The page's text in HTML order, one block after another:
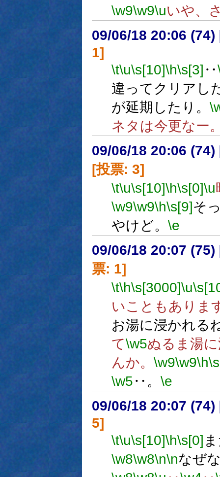
\w9\w9\uいや、
09/06/18 20:06 (74)
1]
\t\u\s[10]\h\s[3] ‥
違ってクリアし
が延期したり。
ネタは今更なー
09/06/18 20:06 (74)
[投票: 3]
\t\u\s[10]\h\s[0]\u
\w9\w9\h\s[9]そ
やけど。 \e
09/06/18 20:07 (75)
票: 1]
\t\h\s[3000]\u
いこともありま
お湯に浸かれる
て\w5ぬるま湯
んか。 \w9\w9\h
\w5‥。 \e
09/06/18 20:07 (74)
5]
\t\u\s[10]\h\s[0]
\w8\w8\n\nなぜ